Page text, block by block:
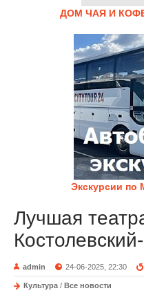
ДОМ ЧАЯ И
Экскурсии по
Лучшая
admin 24-06-2025, 22:30
Культура / Все новости